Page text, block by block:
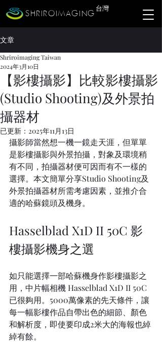
SHRIROIMAGING
​台灣
文章
【影樓攝影】比較影樓攝影
(Studio Shooting)及外景拍
攝器材
Shriroimaging Taiwan
2024年3月10日
已更新： 2025年11月13日
攝影師當然想一機一鏡走天涯，但單單
是影樓攝影與外景拍攝，對象及環境稍
有不同，拍攝器材便可因而有不一樣的
選擇。本文簡單分享Studio Shooting及
外景拍攝器材所需考慮因素，並推介合
適的哈蘇鏡頭及機身。
Hasselblad X1D II 50C 影
樓攝影機身之選
如只能選擇一部哈蘇機身作影樓攝影之
用，中片幅相機 Hasselblad X1D II 50C
已很夠用。5000萬像素的先天條件，讓
每一幅影樓作品自帶出色的細節、顏色
和解析度，即使要印成2米大的海報也綽
綽有餘。